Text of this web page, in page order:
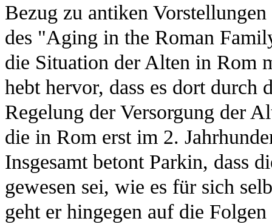
Bezug zu antiken
des "Aging in the Roman
die Situation der Alten in Rom
hebt hervor, dass es dort durch
Regelung der Versorgung der
die in Rom erst im 2.
Insgesamt betont Parkin, dass
gewesen sei, wie es für sich
geht er hingegen auf die